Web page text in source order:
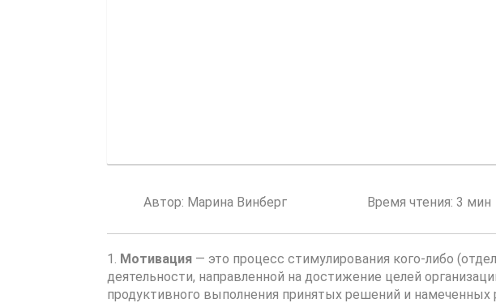
Автор: Марина Винберг Время чтения: 3 мин
1. Мотивация — это процесс стимулирования кого-либо
деятельности, направленной на достижение целей
продуктивного выполнения принятых решений и намеченных